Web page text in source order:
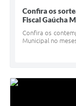
Confira os
Fiscal Gaúcha
Confira os
Municipal no